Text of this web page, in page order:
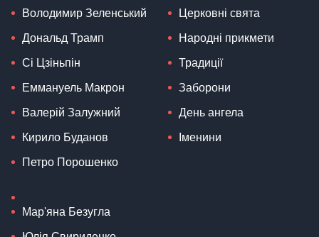
Володимир Зеленський
Дональд Трамп
Сі Цзіньпін
Еммануель Макрон
Валерій Залужний
Кирило Буданов
Петро Порошенко
Мар'яна Безугла
Церковні свята
Народні прикмети
Традиції
Заборони
День ангела
Іменини